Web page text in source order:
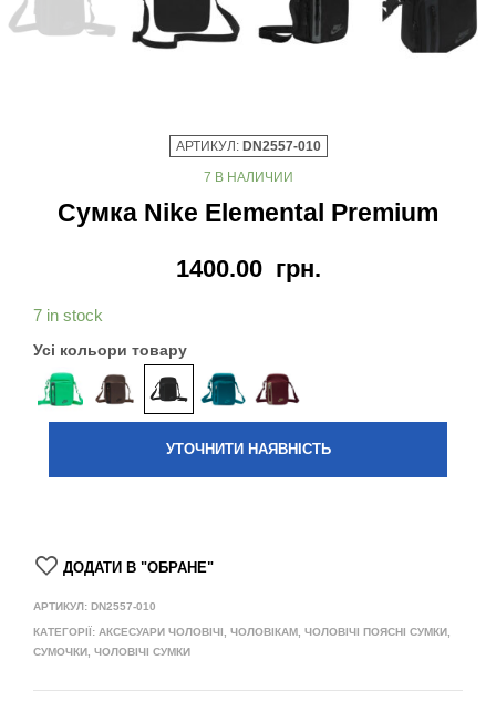
АРТИКУЛ: DN2557-010
7 В НАЛИЧИИ
Сумка Nike Elemental Premium
1400.00 грн.
7 in stock
Усі кольори товару
УТОЧНИТИ НАЯВНІСТЬ
ДОДАТИ В "ОБРАНЕ"
АРТИКУЛ: DN2557-010
КАТЕГОРІЇ: АКСЕСУАРИ ЧОЛОВІЧІ ЧОЛОВІКАМ ЧОЛОВІЧІ ПОЯСНІ СУМКИ,
СУМОЧКИ ЧОЛОВІЧІ СУМКИ